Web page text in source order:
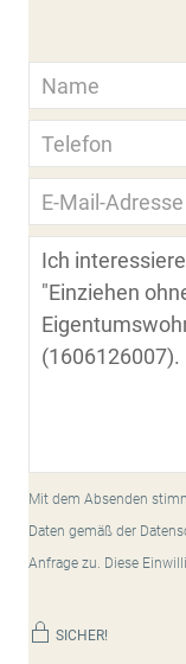
Mit dem Absenden
Daten gemäß der
Anfrage zu. Diese
SICHER!